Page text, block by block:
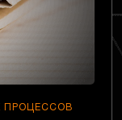
ПРОЦЕССОВ